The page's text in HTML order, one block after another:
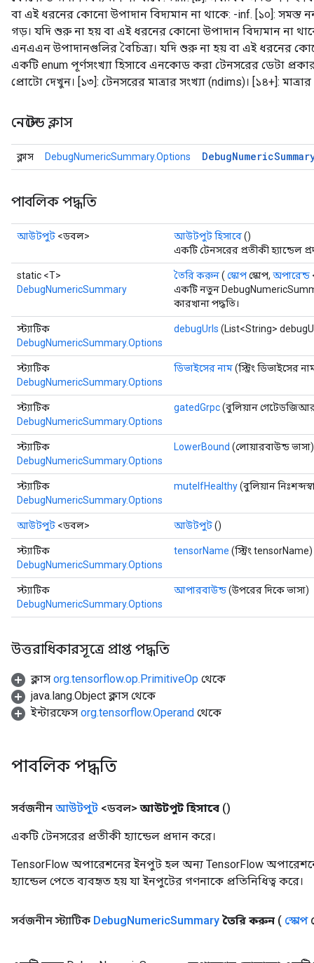
বা এই ধরনের কোনো উপাদান বিদ্যমান না থাকে: -inf. [১০]:
গড়। যদি শুরু না হয় বা এই ধরনের কোনো উপাদান বিদ্যমান না
এনএএন উপাদানগুলির বৈচিত্র্য। যদি শুরু না হয় বা এই ধরনের
একটি enum পূর্ণসংখ্যা হিসাবে এনকোড করা টেনসরের ডেটা
প্রোটো দেখুন। [১৩]: টেনসরের মাত্রার সংখ্যা (ndims)। [১৪+]:
নেস্টেড ক্লাস
ক্লাস DebugNumericSummary.Options DebugNumeric
পাবলিক পদ্ধতি
আউটপুট <ডবল> আউটপুট হিসাবে()
একটি টেনসরের প্রতীকী হ্যান্ডেল
static <T>
DebugNumericSummary
তৈরি করুন( স্কোপস্কোপ, অপারেন্ড
একটি নতুন
কারখানা পদ্ধতি।
স্ট্যাটিক
DebugNumericSummary.Options
debugUrls (List<String>
স্ট্যাটিক
DebugNumericSummary.Options
ডিভাইসের নাম(স্ট্রিং ডিভাইসের
স্ট্যাটিক
DebugNumericSummary.Options
gatedGrpc(বুলিয়ান
স্ট্যাটিক
DebugNumericSummary.Options
LowerBound (লোয়ারবাউন্ড ভাসা)
স্ট্যাটিক
DebugNumericSummary.Options
muteIfHealthy(বুলিয়ান
আউটপুট <ডবল> আউটপুট()
স্ট্যাটিক
DebugNumericSummary.Options
tensorName (স্ট্রিং tensorName)
স্ট্যাটিক
DebugNumericSummary.Options
আপারবাউন্ড(উপরের দিকে ভাসা)
উত্তরাধিকারসূত্রে প্রাপ্ত পদ্ধতি
ক্লাস org.tensorflow.op.PrimitiveOp থেকে
java.lang.Object ক্লাস থেকে
ইন্টারফেস org.tensorflow.Operand থেকে
পাবলিক পদ্ধতি
সর্বজনীন আউটপুট <ডবল> আউটপুট হিসাবে ()
একটি টেনসরের প্রতীকী হ্যান্ডেল প্রদান করে।
TensorFlow অপারেশনের ইনপুট হল অন্য TensorFlow
হ্যান্ডেল পেতে ব্যবহৃত হয় যা ইনপুটের গণনাকে প্রতিনিধিত্ব করে।
সর্বজনীন স্ট্যাটিক DebugNumericSummary তৈরি করুন ( স্কোপ